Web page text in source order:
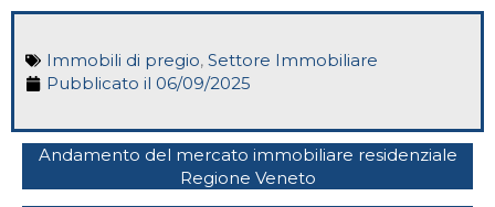
Immobili di pregio, Settore Immobiliare
Pubblicato il 06/09/2025
Andamento del mercato immobiliare residenziale
Regione Veneto